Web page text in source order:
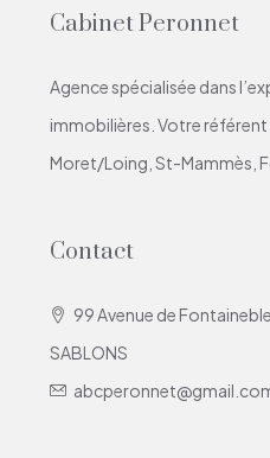
Cabinet Peronnet
Agence spécialisée dans
immobilières. Votre référent
Moret/Loing, St-Mammès,
Contact
99 Avenue de
SABLONS